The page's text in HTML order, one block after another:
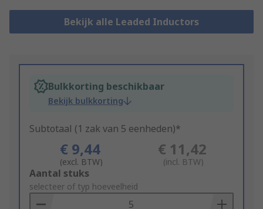
Bekijk alle Leaded Inductors
Bulkkorting beschikbaar
Bekijk bulkkorting
Subtotaal (1 zak van 5 eenheden)*
€ 9,44
(excl. BTW)
€ 11,42
(incl. BTW)
Add
to
Basket
Aantal stuks
selecteer of typ hoeveelheid